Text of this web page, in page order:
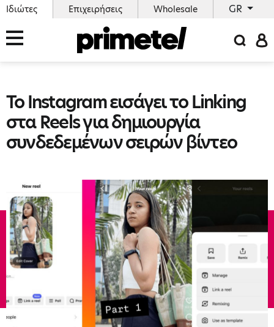
Ιδιώτες Επιχειρήσεις Wholesale GR
Το Instagram εισάγει το Linking
στα Reels για δημιουργία
συνδεδεμένων σειρών βίντεο